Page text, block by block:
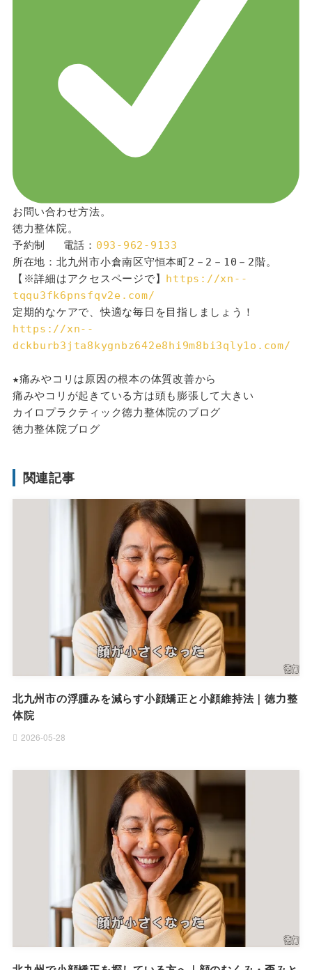
お問い合わせ方法。
徳力整体院。
予約制 　電話： 093-962-9133
所在地：北九州市小倉南区守恒本町2－2－10－2階。
【※詳細はアクセスページで】 https://xn--
tqqu3fk6pnsfqv2e.com/
定期的なケアで、快適な毎日を目指しましょう！
https://xn--
dckburb3jta8kygnbz642e8hi9m8bi3qly1o.com/
★痛みやコリは原因の根本の体質改善から
痛みやコリが起きている方は頭も膨張して大きい
カイロプラクティック徳力整体院のブログ
徳力整体院ブログ
関連記事
北九州市の浮腫みを減らす小顔矯正と小顔維持法｜徳力整
体院
2026-05-28